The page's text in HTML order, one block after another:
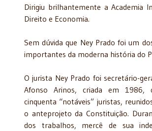
Dirigiu brilhantemente a Academia
Direito e Economia.
Sem dúvida que Ney Prado foi um
importantes da moderna história do
O jurista Ney Prado foi secretário-
Afonso Arinos, criada em 1986,
cinquenta “notáveis” juristas,
o anteprojeto da Constituição.
dos trabalhos, mercê de sua